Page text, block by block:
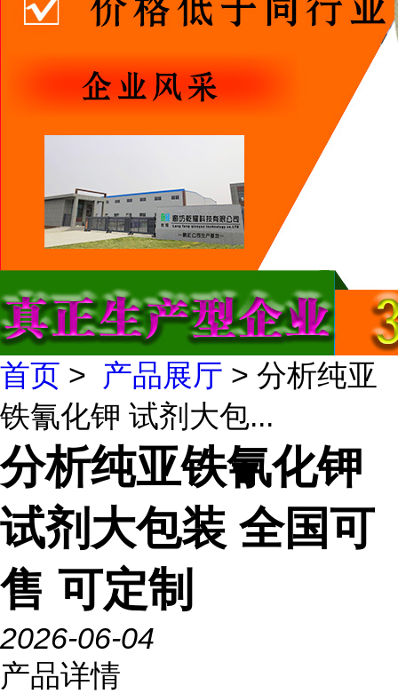
首页 > 产品展厅 > 分析纯亚
铁氰化钾 试剂大包...
分析纯亚铁氰化钾
试剂大包装 全国可
售 可定制
2026-06-04
产品详情